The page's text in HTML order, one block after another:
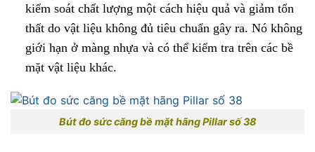
kiểm soát chất lượng một cách hiệu quả và giảm tổn
thất do vật liệu không đủ tiêu chuẩn gây ra. Nó không
giới hạn ở màng nhựa và có thể kiểm tra trên các bề
mặt vật liệu khác.
Bút đo sức căng bề mặt hãng Pillar số 38